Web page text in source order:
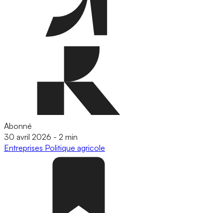
Abonné
30 avril 2026 - 2 min
Entreprises Politique agricole